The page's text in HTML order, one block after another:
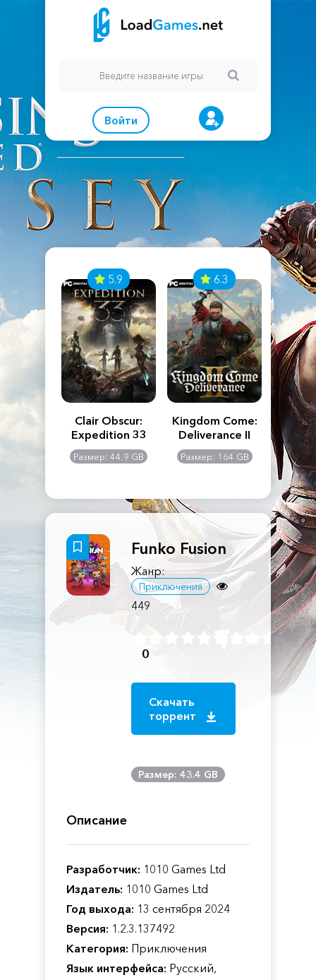
Войти
Creed
5.9
Clair Obscur:
Expedition 33
Размер: 44.9 GB
6.3
Kingdom Come:
Deliverance II
Размер: 164 GB
The
Funko Fusion
Жанр:
Приключения
449
0
Скачать
торрент
Размер: 43.4 GB
Описание
Разработчик: 1010 Games Ltd
Издатель: 1010 Games Ltd
Год выхода: 13 сентября 2024
Версия: 1.2.3.137492
Категория: Приключения
Язык интерфейса: Русский,